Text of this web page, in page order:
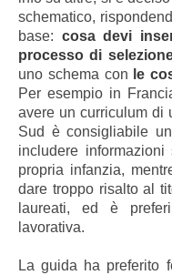
schematico,
base: cosa devi
processo di
uno schema con le
Per esempio in
avere un curriculum di
Sud è consigliabile
includere
propria infanzia,
dare troppo risalto al
laureati, ed è
lavorativa.
La guida ha preferito